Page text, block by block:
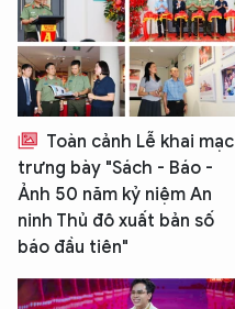
Toàn cảnh Lễ khai mạc
trưng bày "Sách - Báo -
Ảnh 50 năm kỷ niệm An
ninh Thủ đô xuất bản số
báo đầu tiên"